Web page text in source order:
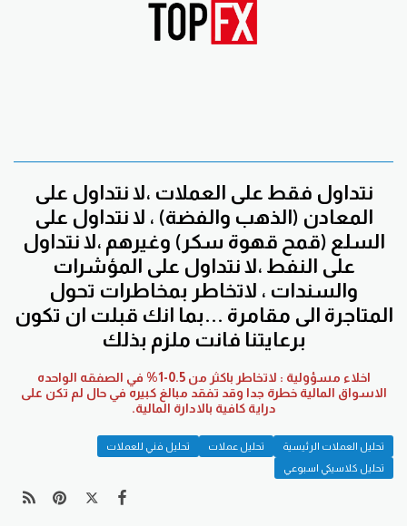
نتداول فقط على العملات ،لا نتداول على
المعادن (الذهب والفضة) ، لا نتداول على
السلع (قمح قهوة سكر) وغيرهم ،لا نتداول
على النفط ،لا نتداول على المؤشرات
والسندات ، لاتخاطر بمخاطرات تحول
المتاجرة الى مقامرة ...بما انك قبلت ان تكون
برعايتنا فانت ملزم بذلك
اخلاء مسؤولية : لاتخاطر باكثر من 0.5-1% في الصفقه الواحده
الاسواق المالية خطرة جدا وقد تفقد مبالغ كبيره في حال لم تكن على
دراية كافية بالادارة المالية.
تحليل العملات الرئيسية تحليل عملات
تحليل فني للعملات
تحليل كلاسيكي اسبوعي